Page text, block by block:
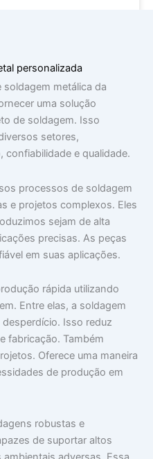
personalizada
metálica da
uma solução
de soldagem. Isso
setores,
confiabilidade e qualidade.
processos de soldagem
e projetos complexos. Eles
sejam de alta
precisas. As peças
em suas aplicações.
rápida utilizando
Entre elas, a soldagem
Isso reduz
fabricação. Também
Oferece uma maneira
de produção em
robustas e
de suportar altos